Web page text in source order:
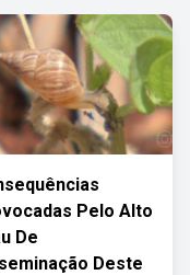
Pelo Alto
De
Deste